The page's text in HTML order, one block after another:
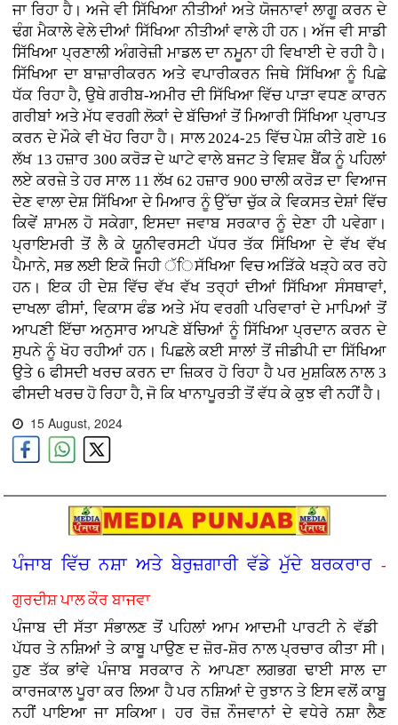
ਜਾ ਰਿਹਾ ਹੈ। ਅਜੇ ਵੀ ਸਿੱਖਿਆ ਨੀਤੀਆਂ ਅਤੇ ਯੋਜਨਾਵਾਂ ਲਾਗੂ ਕਰਨ ਦੇ
ਢੰਗ ਮੈਕਾਲੇ ਵੇਲੇ ਦੀਆਂ ਸਿੱਖਿਆ ਨੀਤੀਆਂ ਵਾਲੇ ਹੀ ਹਨ। ਅੱਜ ਵੀ ਸਾਡੀ
ਸਿੱਖਿਆ ਪ੍ਰਣਾਲੀ ਅੰਗਰੇਜ਼ੀ ਮਾਡਲ ਦਾ ਨਮੂਨਾ ਹੀ ਵਿਖਾਈ ਦੇ ਰਹੀ ਹੈ।
ਸਿੱਖਿਆ ਦਾ ਬਾਜ਼ਾਰੀਕਰਨ ਅਤੇ ਵਪਾਰੀਕਰਨ ਜਿਥੇ ਸਿੱਖਿਆ ਨੂੰ ਪਿਛੇ
ਧੱਕ ਰਿਹਾ ਹੈ, ਉਥੇ ਗਰੀਬ-ਅਮੀਰ ਦੀ ਸਿੱਖਿਆ ਵਿੱਚ ਪਾੜਾ ਵਧਣ ਕਾਰਨ
ਗਰੀਬਾਂ ਅਤੇ ਮੱਧ ਵਰਗੀ ਲੋਕਾਂ ਦੇ ਬੱਚਿਆਂ ਤੋਂ ਮਿਆਰੀ ਸਿੱਖਿਆ ਪ੍ਰਾਪਤ
ਕਰਨ ਦੇ ਮੌਕੇ ਵੀ ਖੋਹ ਰਿਹਾ ਹੈ। ਸਾਲ 2024-25 ਵਿੱਚ ਪੇਸ਼ ਕੀਤੇ ਗਏ 16
ਲੱਖ 13 ਹਜ਼ਾਰ 300 ਕਰੋੜ ਦੇ ਘਾਟੇ ਵਾਲੇ ਬਜਟ ਤੇ ਵਿਸ਼ਵ ਬੈਂਕ ਨੂੰ ਪਹਿਲਾਂ
ਲਏ ਕਰਜ਼ੇ ਤੇ ਹਰ ਸਾਲ 11 ਲੱਖ 62 ਹਜ਼ਾਰ 900 ਚਾਲੀ ਕਰੋੜ ਦਾ ਵਿਆਜ
ਦੇਣ ਵਾਲਾ ਦੇਸ਼ ਸਿੱਖਿਆ ਦੇ ਮਿਆਰ ਨੂੰ ਉੱਚਾ ਚੁੱਕ ਕੇ ਵਿਕਸਤ ਦੇਸ਼ਾਂ ਵਿੱਚ
ਕਿਵੇਂ ਸ਼ਾਮਲ ਹੋ ਸਕੇਗਾ, ਇਸਦਾ ਜਵਾਬ ਸਰਕਾਰ ਨੂੰ ਦੇਣਾ ਹੀ ਪਵੇਗਾ।
ਪ੍ਰਾਇਮਰੀ ਤੋਂ ਲੈ ਕੇ ਯੂਨੀਵਰਸਟੀ ਪੱਧਰ ਤੱਕ ਸਿੱਖਿਆ ਦੇ ਵੱਖ ਵੱਖ
ਪੈਮਾਨੇ, ਸਭ ਲਈ ਇਕੋ ਜਿਹੀ ੱਿਸੱਖਿਆ ਵਿਚ ਅੜਿੱਕੇ ਖੜ੍ਹੇ ਕਰ ਰਹੇ
ਹਨ। ਇਕ ਹੀ ਦੇਸ਼ ਵਿੱਚ ਵੱਖ ਵੱਖ ਤਰ੍ਹਾਂ ਦੀਆਂ ਸਿੱਖਿਆ ਸੰਸਥਾਵਾਂ,
ਦਾਖਲਾ ਫੀਸਾਂ, ਵਿਕਾਸ ਫੰਡ ਅਤੇ ਮੱਧ ਵਰਗੀ ਪਰਿਵਾਰਾਂ ਦੇ ਮਾਪਿਆਂ ਤੋਂ
ਆਪਣੀ ਇੱਚਾ ਅਨੁਸਾਰ ਆਪਣੇ ਬੱਚਿਆਂ ਨੂੰ ਸਿੱਖਿਆ ਪ੍ਰਦਾਨ ਕਰਨ ਦੇ
ਸੁਪਨੇ ਨੂੰ ਖੋਹ ਰਹੀਆਂ ਹਨ। ਪਿਛਲੇ ਕਈ ਸਾਲਾਂ ਤੋਂ ਜੀਡੀਪੀ ਦਾ ਸਿੱਖਿਆ
ਉਤੇ 6 ਫੀਸਦੀ ਖਰਚ ਕਰਨ ਦਾ ਜ਼ਿਕਰ ਹੋ ਰਿਹਾ ਹੈ ਪਰ ਮੁਸ਼ਕਿਲ ਨਾਲ 3
ਫੀਸਦੀ ਖਰਚ ਹੋ ਰਿਹਾ ਹੈ, ਜੋ ਕਿ ਖਾਨਾਪੂਰਤੀ ਤੋਂ ਵੱਧ ਕੇ ਕੁਝ ਵੀ ਨਹੀਂ ਹੈ।
15 August, 2024
ਪੰਜਾਬ ਵਿੱਚ ਨਸ਼ਾ ਅਤੇ ਬੇਰੁਜ਼ਗਾਰੀ ਵੱਡੇ ਮੁੱਦੇ ਬਰਕਰਾਰ -
ਗੁਰਦੀਸ਼ ਪਾਲ ਕੌਰ ਬਾਜਵਾ
ਪੰਜਾਬ ਦੀ ਸੱਤਾ ਸੰਭਾਲਣ ਤੋਂ ਪਹਿਲਾਂ ਆਮ ਆਦਮੀ ਪਾਰਟੀ ਨੇ ਵੱਡੀ
ਪੱਧਰ ਤੇ ਨਸ਼ਿਆਂ ਤੇ ਕਾਬੂ ਪਾਉਣ ਦ ਜ਼ੋਰ-ਸ਼ੋਰ ਨਾਲ ਪ੍ਰਚਾਰ ਕੀਤਾ ਸੀ।
ਹੁਣ ਤੱਕ ਭਾਂਵੇ ਪੰਜਾਬ ਸਰਕਾਰ ਨੇ ਆਪਣਾ ਲਗਭਗ ਢਾਈ ਸਾਲ ਦਾ
ਕਾਰਜਕਾਲ ਪੂਰਾ ਕਰ ਲਿਆ ਹੈ ਪਰ ਨਸ਼ਿਆਂ ਦੇ ਰੁਝਾਨ ਤੇ ਇਸ ਵਲੋਂ ਕਾਬੂ
ਨਹੀਂ ਪਾਇਆ ਜਾ ਸਕਿਆ। ਹਰ ਰੋਜ਼ ਨੌਜਵਾਨਾਂ ਦੇ ਵਧੇਰੇ ਨਸ਼ਾ ਲੈਣ